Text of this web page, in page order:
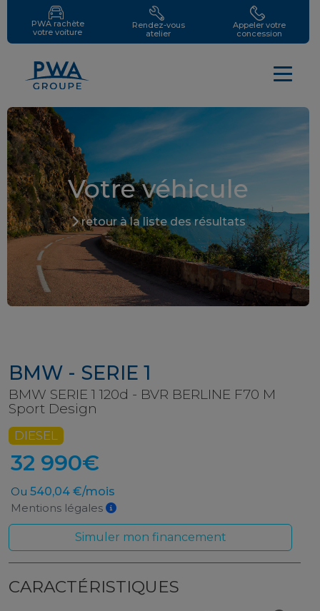
PWA rachète
votre voiture
Rendez-vous
atelier
Appeler votre
concession
Votre véhicule
retour à la liste des résultats
BMW - SERIE 1
BMW SERIE 1 120d - BVR BERLINE F70 M
Sport Design
DIESEL
32 990€
Ou 540,04 €/mois
Mentions légales
Simuler mon financement
CARACTÉRISTIQUES